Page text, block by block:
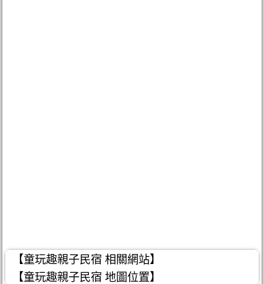
【童玩趣親子民宿 相關網站】
【童玩趣親子民宿 地圖位置】